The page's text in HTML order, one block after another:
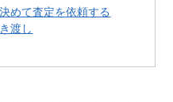
めて査定を依頼する
渡し